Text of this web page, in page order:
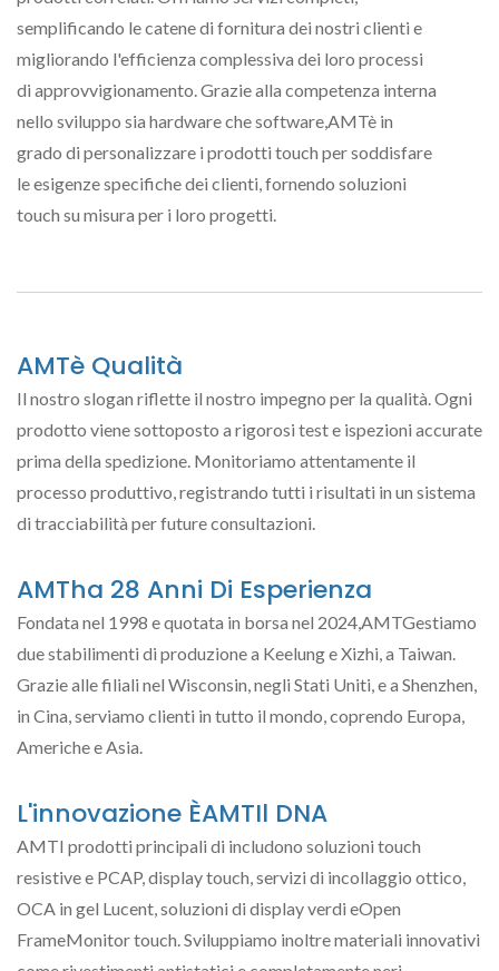
semplificando le catene di fornitura dei nostri clienti e
migliorando l'efficienza complessiva dei loro processi
di approvvigionamento. Grazie alla competenza interna
nello sviluppo sia hardware che software,AMTè in
grado di personalizzare i prodotti touch per soddisfare
le esigenze specifiche dei clienti, fornendo soluzioni
touch su misura per i loro progetti.
AMTè Qualità
Il nostro slogan riflette il nostro impegno per la qualità. Ogni
prodotto viene sottoposto a rigorosi test e ispezioni accurate
prima della spedizione. Monitoriamo attentamente il
processo produttivo, registrando tutti i risultati in un sistema
di tracciabilità per future consultazioni.
AMTha 28 Anni Di Esperienza
Fondata nel 1998 e quotata in borsa nel 2024,AMTGestiamo
due stabilimenti di produzione a Keelung e Xizhi, a Taiwan.
Grazie alle filiali nel Wisconsin, negli Stati Uniti, e a Shenzhen,
in Cina, serviamo clienti in tutto il mondo, coprendo Europa,
Americhe e Asia.
L'innovazione ÈAMTIl DNA
AMTI prodotti principali di includono soluzioni touch
resistive e PCAP, display touch, servizi di incollaggio ottico,
OCA in gel Lucent, soluzioni di display verdi eOpen
FrameMonitor touch. Sviluppiamo inoltre materiali innovativi